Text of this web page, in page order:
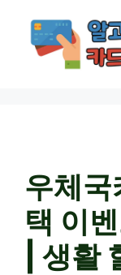
우체국
택 이
| 생활